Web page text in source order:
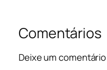
Comentários
Deixe um comentário